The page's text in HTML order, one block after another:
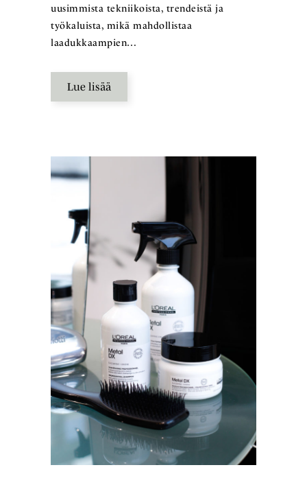
uusimmista tekniikoista, trendeistä ja
työkaluista, mikä mahdollistaa
laadukkaampien…
Lue lisää